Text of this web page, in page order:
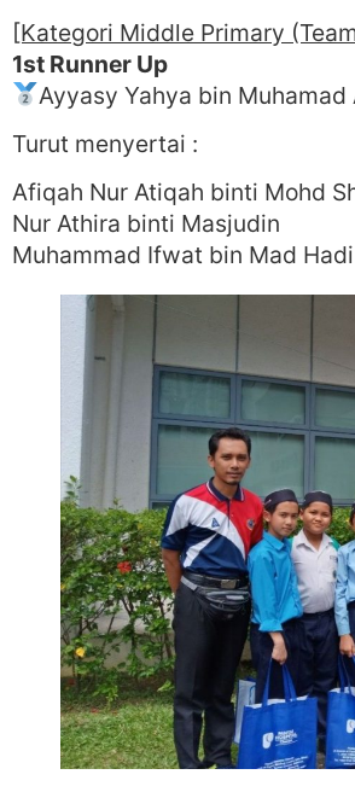
[Kategori Middle Primary
1st Runner Up
Ayyasy Yahya bin Muhamad
Turut menyertai :
Afiqah Nur Atiqah binti Mohd
Nur Athira binti Masjudin
Muhammad Ifwat bin Mad Hadi